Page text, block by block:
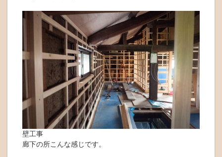
壁工事
廊下の所こんな感じです。